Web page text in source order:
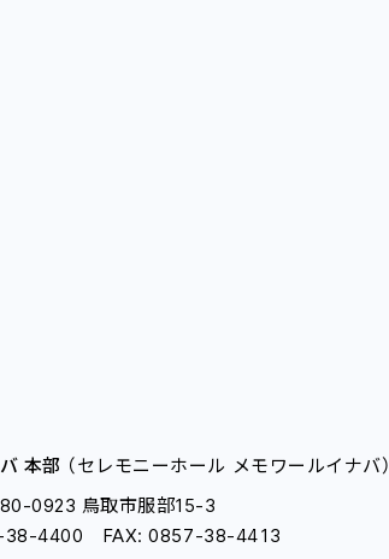
本部 （セレモニーホール メモワールイナバ）
0923 鳥取市服部15-3
38-4400 FAX: 0857-38-4413